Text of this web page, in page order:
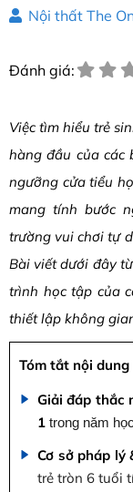
Nội thất The
Đánh giá:
Việc tìm hiểu trẻ
hàng đầu của các
ngưỡng cửa tiểu
mang tính bước
trường vui chơi tự
Bài viết dưới đây
trình học tập của
thiết lập không
Tóm tắt nội dung
Giải đáp thắc
1 trong năm
Cơ sở pháp lý
trẻ tròn 6 tuổi